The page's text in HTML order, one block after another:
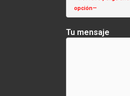
opción—
Tu mensaje